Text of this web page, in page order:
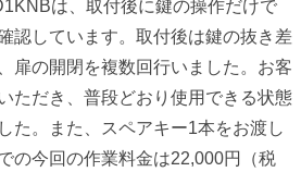
は、取付後に鍵の操作だけで
認しています。取付後は鍵の抜き差
扉の開閉を複数回行いました。お客
ただき、普段どおり使用できる状態
た。また、スペアキー1本をお渡し
の今回の作業料金は22,000円（税